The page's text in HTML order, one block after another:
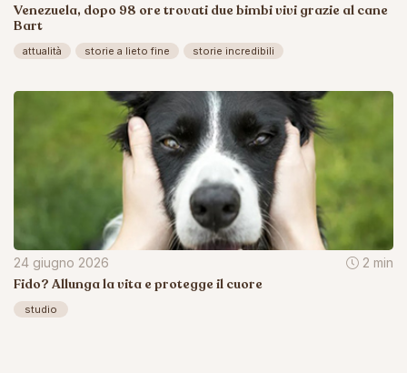
Venezuela, dopo 98 ore trovati due bimbi vivi grazie al cane
Bart
attualità storie a lieto fine storie incredibili
24 giugno 2026 2 min
Fido? Allunga la vita e protegge il cuore
studio